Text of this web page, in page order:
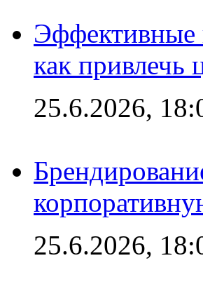
как привлечь
25.6.2026,
25.6.2026,